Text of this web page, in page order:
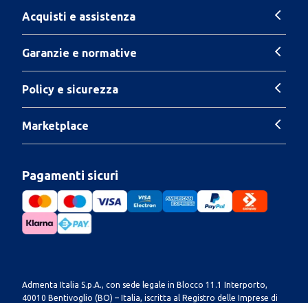
Acquisti e assistenza
Garanzie e normative
Policy e sicurezza
Marketplace
Pagamenti sicuri
Admenta Italia S.p.A., con sede legale in Blocco 11.1 Interporto,
40010 Bentivoglio (BO) – Italia, iscritta al Registro delle Imprese di